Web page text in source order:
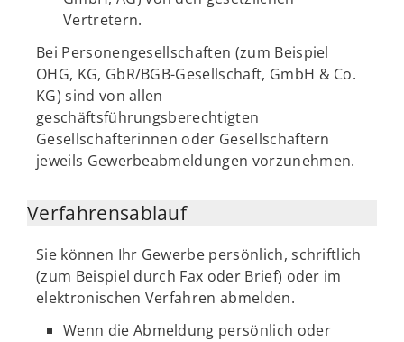
Vertretern.
Bei Personengesellschaften (zum Beispiel
OHG, KG, GbR/BGB-Gesellschaft, GmbH & Co.
KG) sind von allen
geschäftsführungsberechtigten
Gesellschafterinnen oder Gesellschaftern
jeweils Gewerbeabmeldungen vorzunehmen.
Verfahrensablauf
Sie können Ihr Gewerbe persönlich, schriftlich
(zum Beispiel durch Fax oder Brief) oder im
elektronischen Verfahren abmelden.
Wenn die Abmeldung persönlich oder